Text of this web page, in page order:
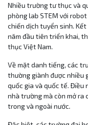
Nhiều trường tư thục và
phòng lab STEM với
chiến dịch tuyển sinh.
năm đầu tiên triển khai,
thục Việt Nam.
Về mặt danh tiếng, các
thường giành được nhiều
quốc gia và quốc tế. Điều
nhà trường mà còn mở ra
trong và ngoài nước.